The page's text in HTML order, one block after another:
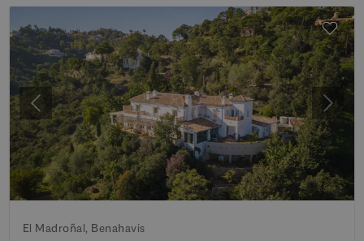
Anterior
El Madroñal, Benahavis